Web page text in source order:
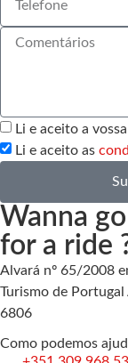
Li e aceito a vossa
Li e aceito as
Wanna go
for a ride
Alvará nº 65/2008
Turismo de
6806
Como podemos